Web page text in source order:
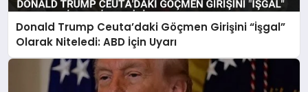
Donald Trump Ceuta’daki Göçmen Girişini “İşgal”
Olarak Niteledi: ABD İçin Uyarı